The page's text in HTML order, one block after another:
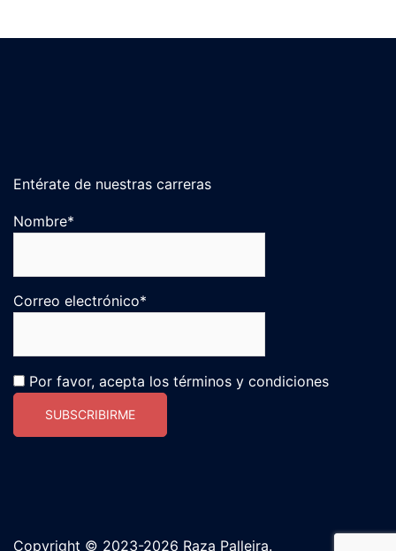
Entérate de nuestras carreras
Nombre*
Correo electrónico*
Por favor, acepta los términos y condiciones
Copyright © 2023-2026 Raza Palleira.